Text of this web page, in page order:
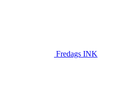
Fredags INK